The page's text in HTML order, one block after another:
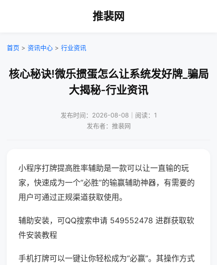
推裴网
首页 > 资讯中心 > 行业资讯
核心秘诀!微乐掼蛋怎么让系统发好牌_骗局
大揭秘-行业资讯
发布时间：2026-08-08｜阅读：1
发布者：推裴网
小程序打牌提高胜率辅助是一款可以让一直输的玩
家，快速成为一个“必胜”的输赢辅助神器，有需要的
用户可通过正规渠道获取使用。
辅助安装，可QQ搜索申请 549552478 进群获取软
件安装教程
手机打牌可以一键让你轻松成为“必赢”。其操作方式